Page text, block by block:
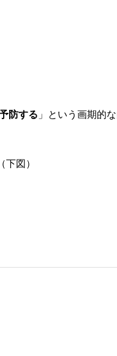
防する 」という画期的な
図）